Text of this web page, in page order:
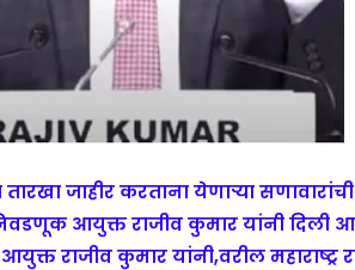
तारखा जाहीर करताना येणाऱ्या
आयुक्त राजीव कुमार यांनी
राजीव कुमार यांनी,वरील महाराष्ट्र